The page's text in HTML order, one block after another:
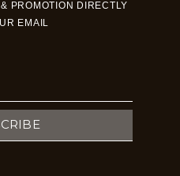
PROMOTION DIRECTLY
EMAIL